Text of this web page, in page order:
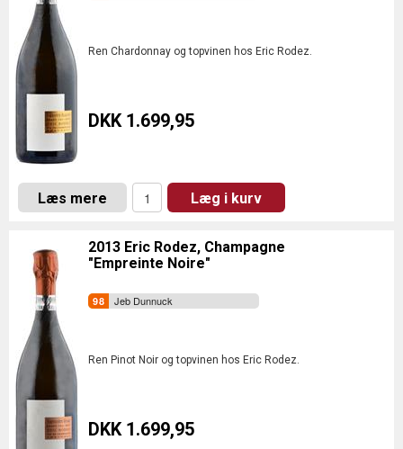
Ren Chardonnay og topvinen hos Eric Rodez.
DKK 1.699,95
Læs mere Læg i kurv
2013 Eric Rodez, Champagne
"Empreinte Noire"
Jeb Dunnuck
Ren Pinot Noir og topvinen hos Eric Rodez.
DKK 1.699,95